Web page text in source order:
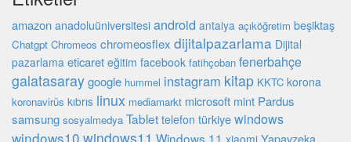
amazon anadoluüniversitesi android antalya açıköğretim beşiktaş
Chatgpt Chromeos chromeosflex dijitalpazarlama Dijital
pazarlama eticaret eğitim facebook fatihçoban fenerbahçe
galatasaraygoogle hummel instagram kitap KKTC korona
koronavirüs kıbrıs linux mediamarkt microsoft mint Pardus
samsung sosyalmedya Tablet telefon türkiyewindows
windows10 windows11 Windows 11